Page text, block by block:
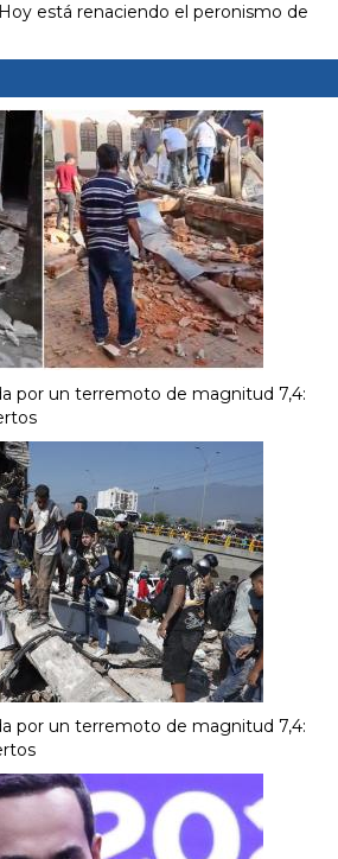
está renaciendo el peronismo de
por un terremoto de magnitud 7,4:
por un terremoto de magnitud 7,4: